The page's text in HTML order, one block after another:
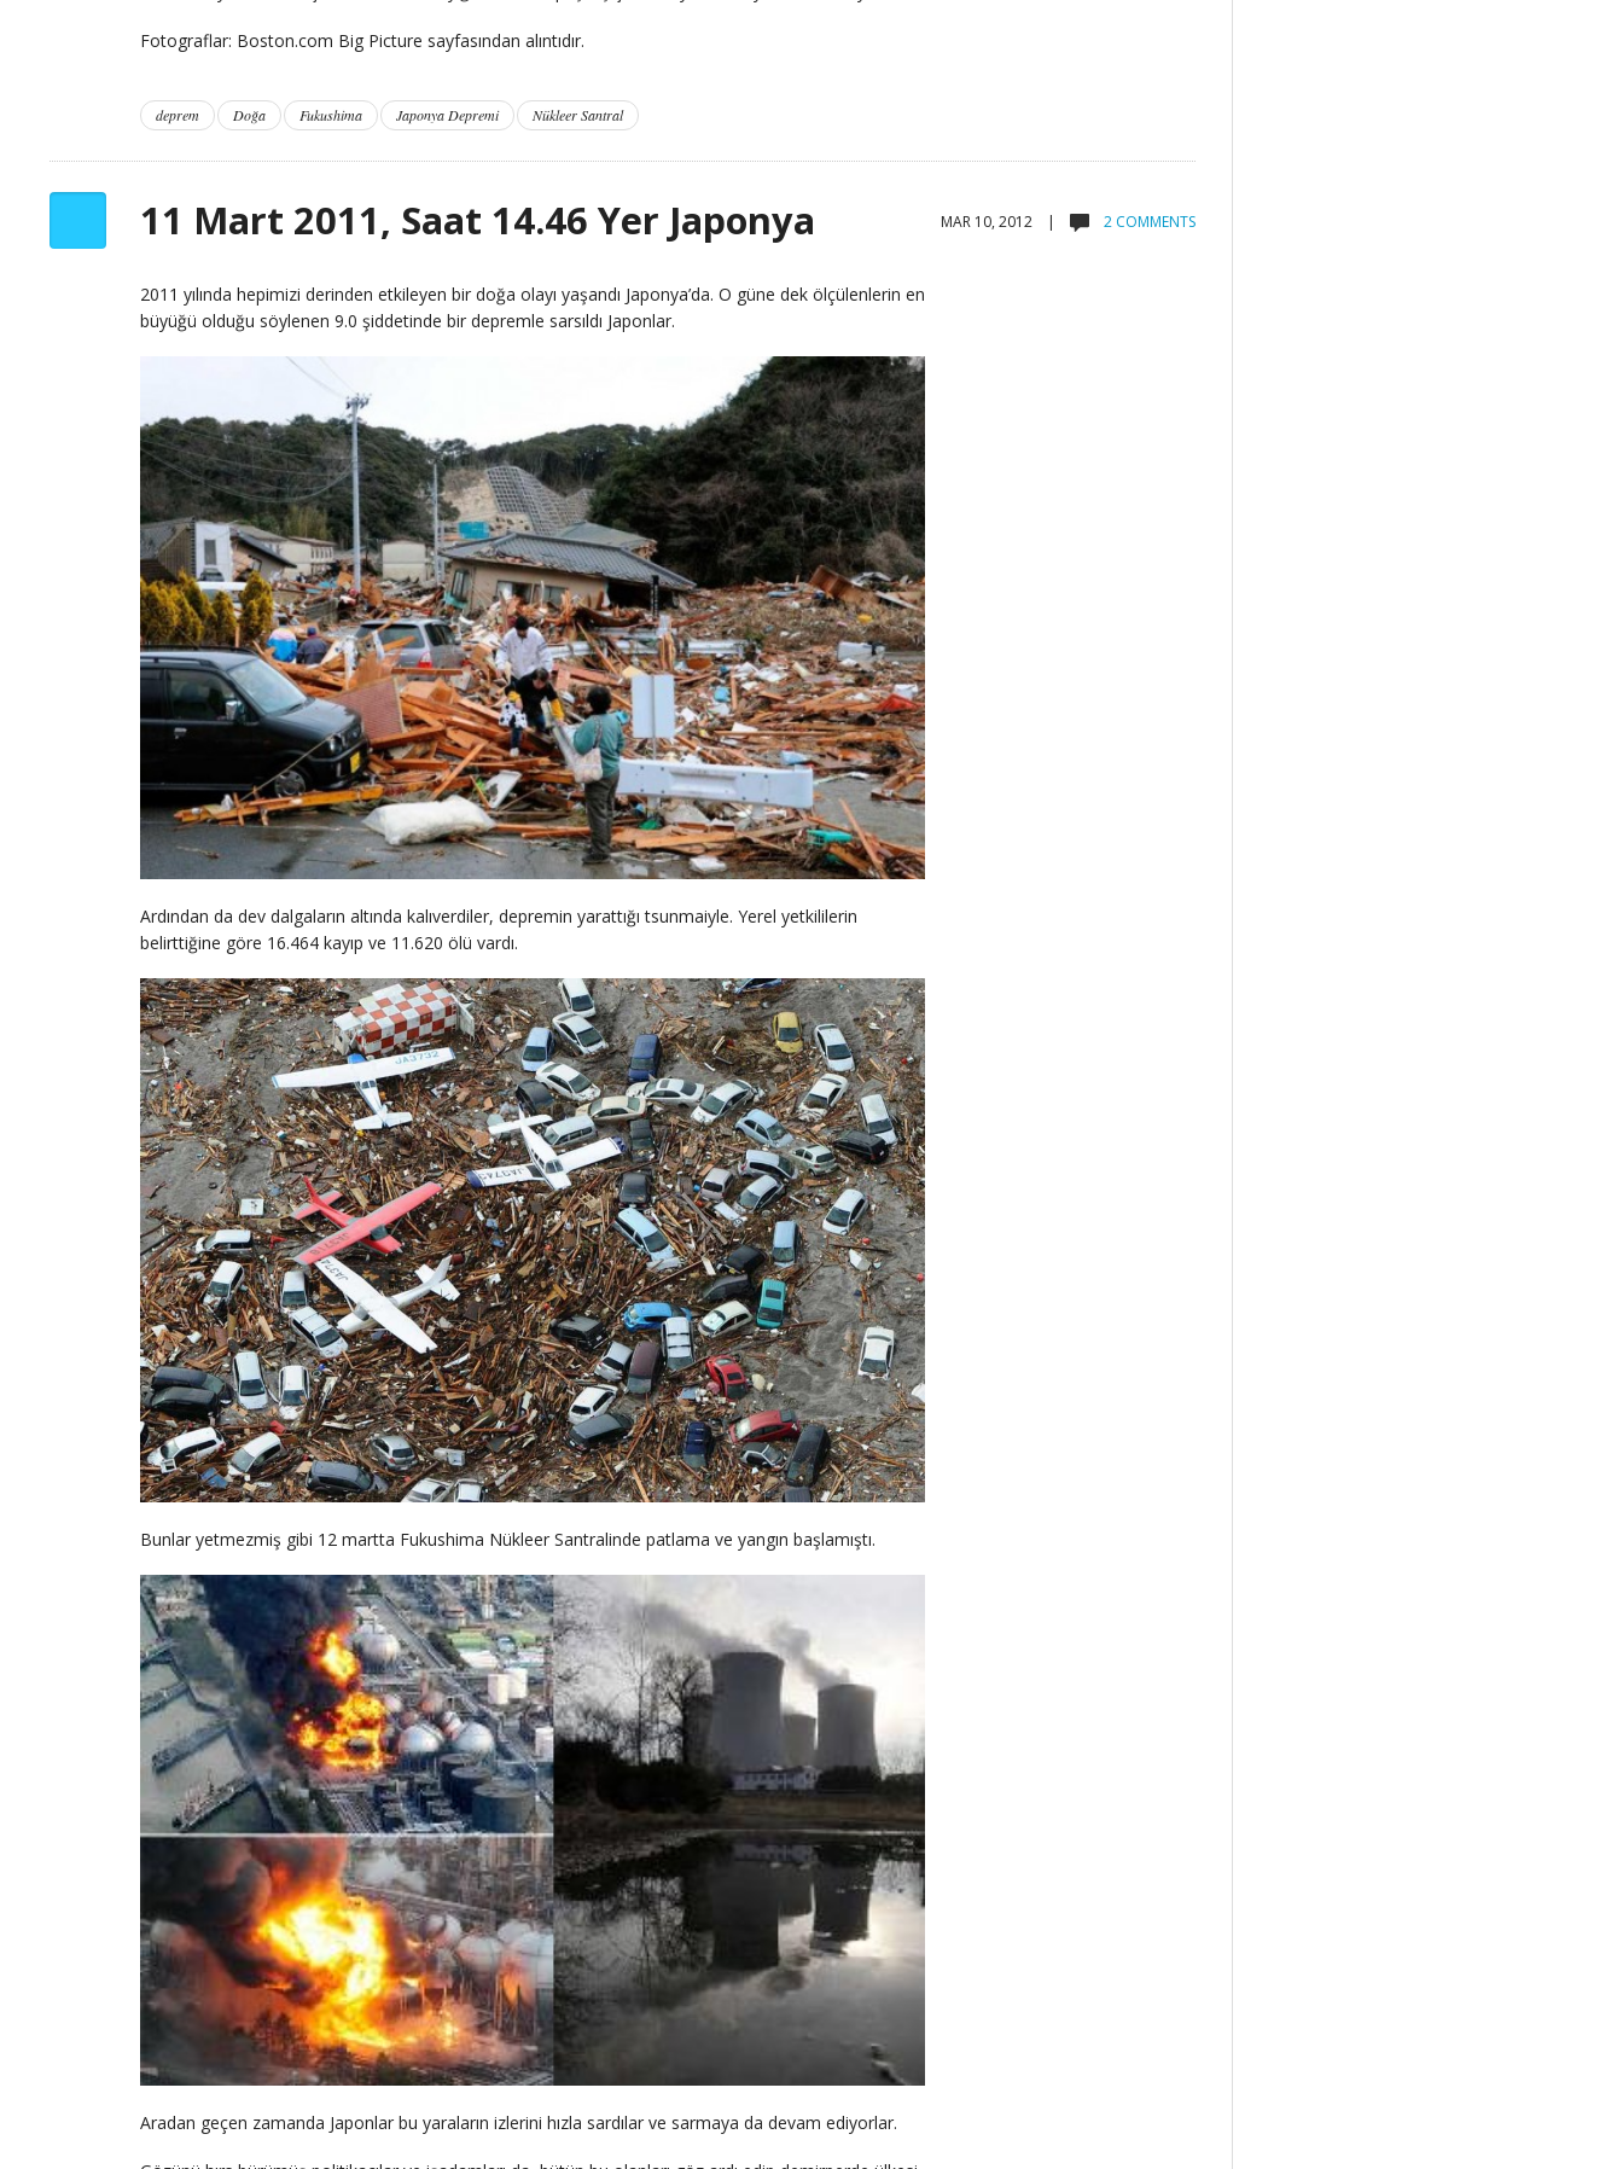
Fotograflar: Boston.com Big Picture sayfasından alıntıdır.
deprem Doğa Fukushima Japonya Depremi Nükleer Santral
MAR 10, 2012 | 2 COMMENTS
11 Mart 2011, Saat 14.46 Yer Japonya
2011 yılında hepimizi derinden etkileyen bir doğa olayı yaşandı Japonya’da. O güne dek ölçülenlerin en
büyüğü olduğu söylenen 9.0 şiddetinde bir depremle sarsıldı Japonlar.
Ardından da dev dalgaların altında kalıverdiler, depremin yarattığı tsunmaiyle. Yerel yetkililerin
belirttiğine göre 16.464 kayıp ve 11.620 ölü vardı.
Bunlar yetmezmiş gibi 12 martta Fukushima Nükleer Santralinde patlama ve yangın başlamıştı.
Aradan geçen zamanda Japonlar bu yaraların izlerini hızla sardılar ve sarmaya da devam ediyorlar.